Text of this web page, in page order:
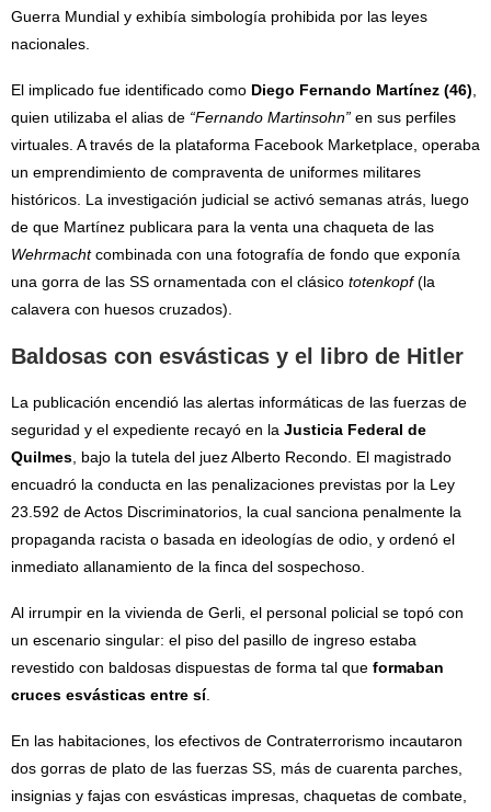
Guerra Mundial y exhibía simbología prohibida por las leyes
nacionales.
El implicado fue identificado como Diego Fernando Martínez (46)
quien utilizaba el alias de “Fernando Martinsohn” en sus perfiles
virtuales. A través de la plataforma Facebook Marketplace, operaba
un emprendimiento de compraventa de uniformes militares
históricos. La investigación judicial se activó semanas atrás, luego
de que Martínez publicara para la venta una chaqueta de las
Wehrmachtcombinada con una fotografía de fondo que exponía
una gorra de las SS ornamentada con el clásico totenkopf(la
calavera con huesos cruzados).
Baldosas con esvásticas y el libro de Hitler
La publicación encendió las alertas informáticas de las fuerzas de
seguridad y el expediente recayó en la Justicia Federal de
Quilmes , bajo la tutela del juez Alberto Recondo. El magistrado
encuadró la conducta en las penalizaciones previstas por la Ley
23.592 de Actos Discriminatorios, la cual sanciona penalmente la
propaganda racista o basada en ideologías de odio, y ordenó el
inmediato allanamiento de la finca del sospechoso.
Al irrumpir en la vivienda de Gerli, el personal policial se topó con
un escenario singular: el piso del pasillo de ingreso estaba
revestido con baldosas dispuestas de forma tal que formaban
cruces esvásticas entre sí.
En las habitaciones, los efectivos de Contraterrorismo incautaron
dos gorras de plato de las fuerzas SS, más de cuarenta parches,
insignias y fajas con esvásticas impresas, chaquetas de combate,